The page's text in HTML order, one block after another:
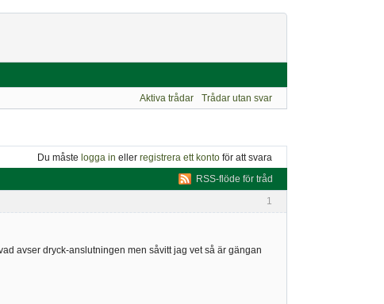
Aktiva trådar Trådar utan svar
Du måste logga in eller registrera ett konto för att svara
RSS-flöde för tråd
1
avser dryck-anslutningen men såvitt jag vet så är gängan